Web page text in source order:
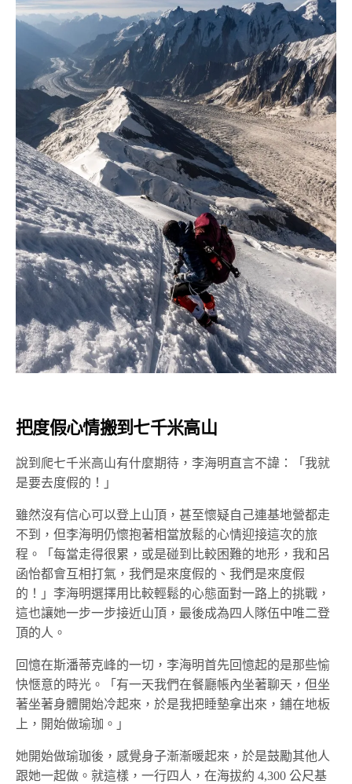
把度假心情搬到七千米高山
說到爬七千米高山有什麼期待，李海明直言不諱：「我就
是要去度假的！」
雖然沒有信心可以登上山頂，甚至懷疑自己連基地營都走
不到，但李海明仍懷抱著相當放鬆的心情迎接這次的旅
程。「每當走得很累，或是碰到比較困難的地形，我和呂
函怡都會互相打氣，我們是來度假的、我們是來度假
的！」李海明選擇用比較輕鬆的心態面對一路上的挑戰，
這也讓她一步一步接近山頂，最後成為四人隊伍中唯二登
頂的人。
回憶在斯潘蒂克峰的一切，李海明首先回憶起的是那些愉
快愜意的時光。「有一天我們在餐廳帳內坐著聊天，但坐
著坐著身體開始冷起來，於是我把睡墊拿出來，鋪在地板
上，開始做瑜珈。」
她開始做瑜珈後，感覺身子漸漸暖起來，於是鼓勵其他人
跟她一起做。就這樣，一行四人，在海拔約 4,300 公尺基